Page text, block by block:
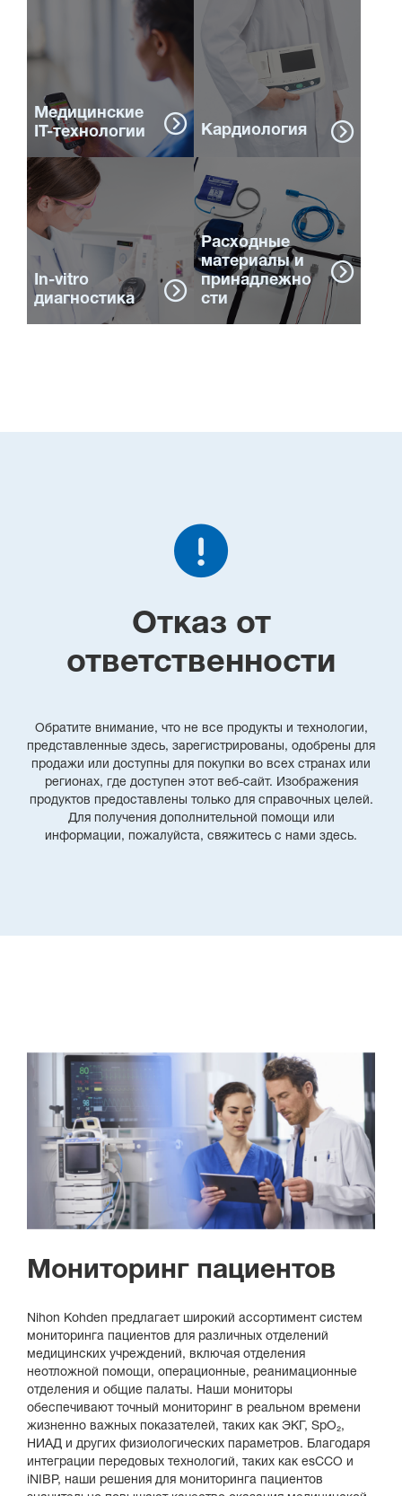
Медицинские
IT-технологии
Кардиология
In-vitro
диагностика
Расходные
материалы и
принадлежно
сти
Отказ от
ответственности
Обратите внимание, что не все продукты и технологии,
представленные здесь, зарегистрированы, одобрены для
продажи или доступны для покупки во всех странах или
регионах, где доступен этот веб-сайт. Изображения
продуктов предоставлены только для справочных целей.
Для получения дополнительной помощи или
информации, пожалуйста, свяжитесь с нами здесь.
Мониторинг пациентов
Nihon Kohden предлагает широкий ассортимент систем
мониторинга пациентов для различных отделений
медицинских учреждений, включая отделения
неотложной помощи, операционные, реанимационные
отделения и общие палаты. Наши мониторы
обеспечивают точный мониторинг в реальном времени
жизненно важных показателей, таких как ЭКГ, SpO₂,
НИАД и других физиологических параметров. Благодаря
интеграции передовых технологий, таких как esCCO и
iNIBP, наши решения для мониторинга пациентов